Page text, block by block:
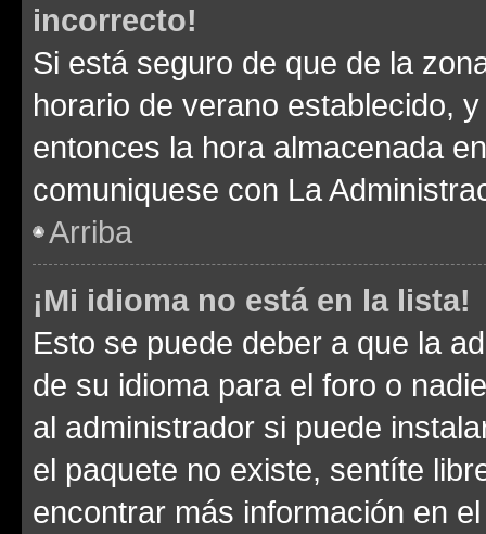
incorrecto!
Si está seguro de que de la
horario de verano establecido,
entonces la hora almacenada
comuniquese con La
Arriba
¡Mi idioma no está en la lista!
Esto se puede deber a que la
de su idioma para el foro o
al administrador si puede
el paquete no existe, sentíte
encontrar más información en